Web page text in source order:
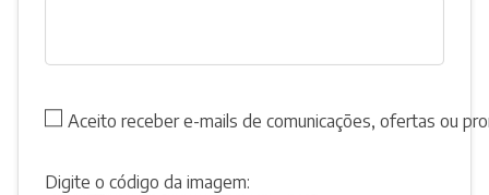
Aceito receber e-mails de comunicações, ofertas ou
Digite o código da imagem: